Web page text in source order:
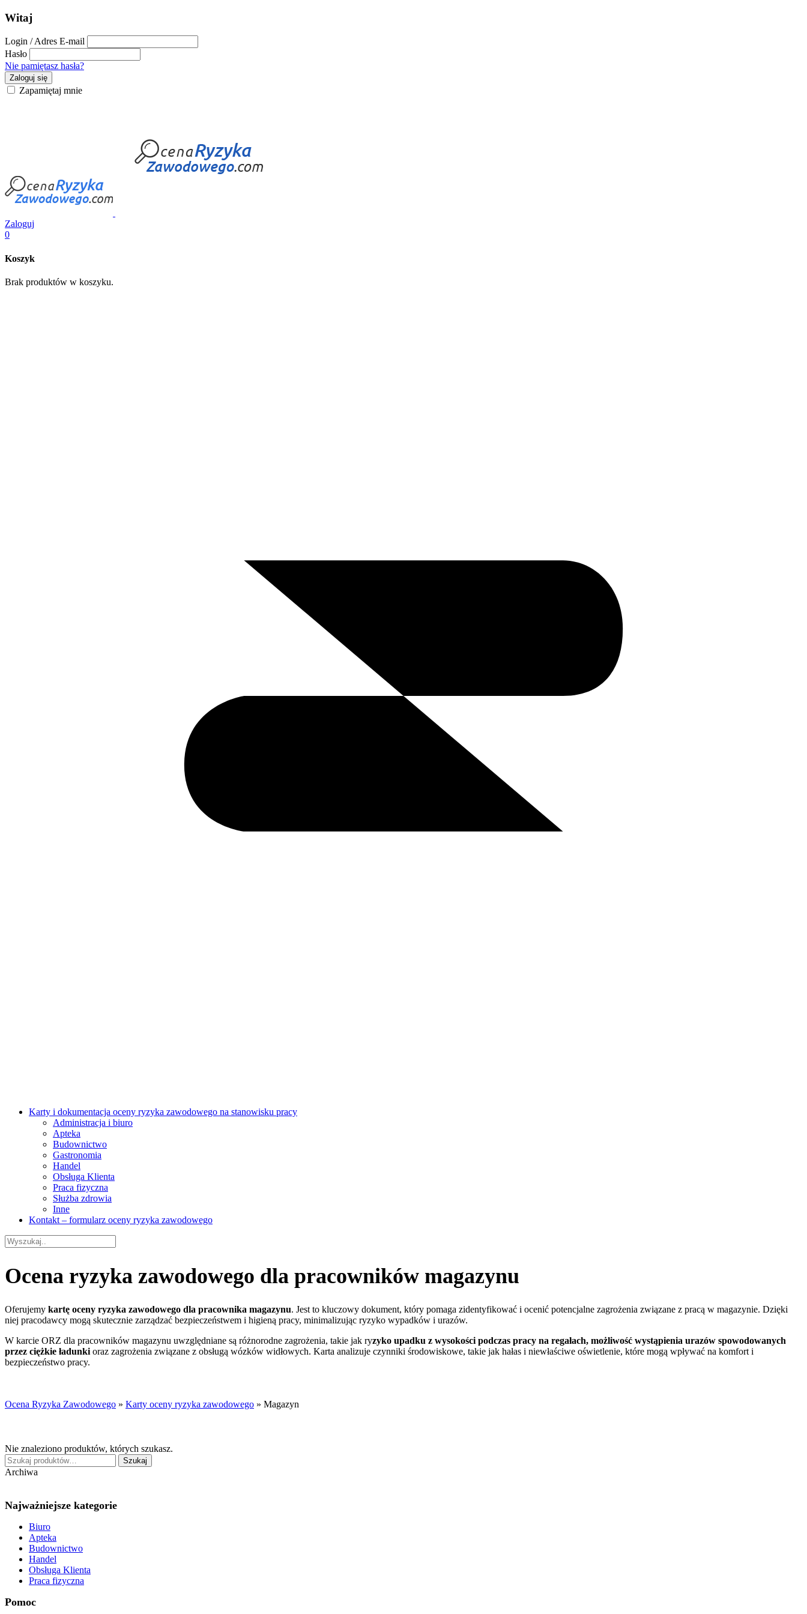
Witaj
Login / Adres E-mail
Hasło
Nie pamiętasz hasła?
Zaloguj się
Zapamiętaj mnie
Zaloguj
0
Koszyk
Brak produktów w koszyku.
Karty i dokumentacja oceny ryzyka zawodowego na stanowisku pracy
Administracja i biuro
Apteka
Budownictwo
Gastronomia
Handel
Obsługa Klienta
Praca fizyczna
Służba zdrowia
Inne
Kontakt – formularz oceny ryzyka zawodowego
Ocena ryzyka zawodowego dla pracowników magazynu
Oferujemy kartę oceny ryzyka zawodowego dla pracownika magazynu. Jest to kluczowy dokument, który pomaga zidentyfikować i ocenić potencjalne zagrożenia związane z pracą w magazynie. Dzięki
niej pracodawcy mogą skutecznie zarządzać bezpieczeństwem i higieną pracy, minimalizując ryzyko wypadków i urazów.
W karcie ORZ dla pracowników magazynu uwzględniane są różnorodne zagrożenia, takie jak ryzyko upadku z wysokości podczas pracy na regałach, możliwość wystąpienia urazów spowodowanych
przez ciężkie ładunki oraz zagrożenia związane z obsługą wózków widłowych. Karta analizuje czynniki środowiskowe, takie jak hałas i niewłaściwe oświetlenie, które mogą wpływać na komfort i
bezpieczeństwo pracy.
Ocena Ryzyka Zawodowego » Karty oceny ryzyka zawodowego » Magazyn
Nie znaleziono produktów, których szukasz.
Szukaj:
Szukaj
Archiwa
Najważniejsze kategorie
Biuro
Apteka
Budownictwo
Handel
Obsługa Klienta
Praca fizyczna
Pomoc